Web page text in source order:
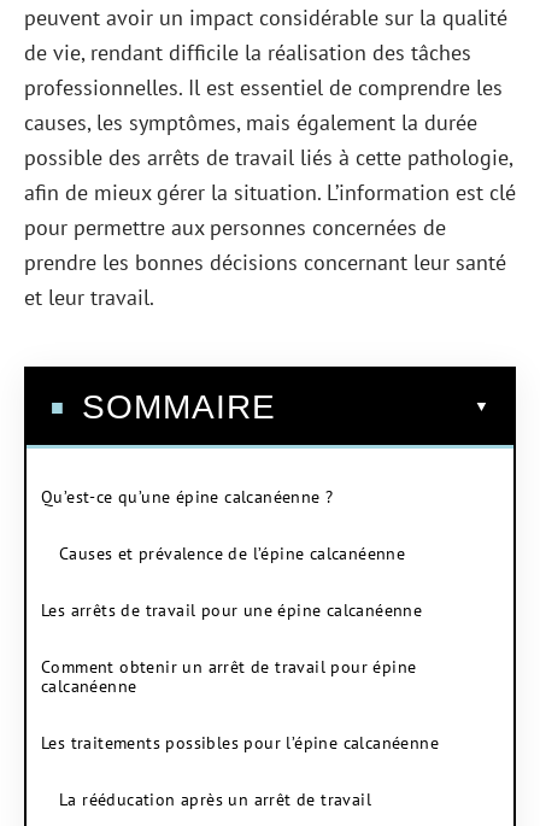
peuvent avoir un impact considérable sur la qualité
de vie, rendant difficile la réalisation des tâches
professionnelles. Il est essentiel de comprendre les
causes, les symptômes, mais également la durée
possible des arrêts de travail liés à cette pathologie,
afin de mieux gérer la situation. L’information est clé
pour permettre aux personnes concernées de
prendre les bonnes décisions concernant leur santé
et leur travail.
SOMMAIRE
Qu’est-ce qu’une épine calcanéenne ?
Causes et prévalence de l’épine calcanéenne
Les arrêts de travail pour une épine calcanéenne
Comment obtenir un arrêt de travail pour épine
calcanéenne
Les traitements possibles pour l’épine calcanéenne
La rééducation après un arrêt de travail